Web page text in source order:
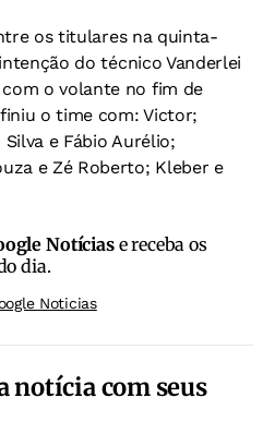
os titulares na quinta-
do técnico Vanderlei
o volante no fim de
o time com: Victor;
e Fábio Aurélio;
e Zé Roberto; Kleber e
Notíciase receba os
dia.
Noticias
notícia com seus